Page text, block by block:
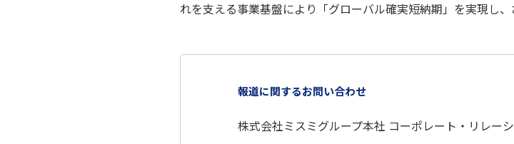
れを支える事業基盤により「グローバル確実短納期」を実現し
報道に関するお問い合わせ
株式会社ミスミグループ本社 コーポレート・リレ